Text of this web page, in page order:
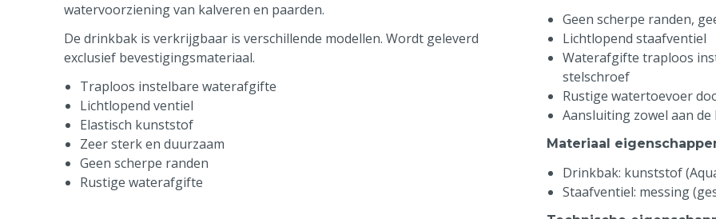
watervoorziening van kalveren en paarden.
De drinkbak is verkrijgbaar is verschillende modellen. Wordt geleverd
exclusief bevestigingsmateriaal.
Traploos instelbare waterafgifte
Lichtlopend ventiel
Elastisch kunststof
Zeer sterk en duurzaam
Geen scherpe randen
Rustige waterafgifte
Geen scherpe randen,
Lichtlopend staafventiel
Waterafgifte traploos
stelschroef
Rustige watertoevoer
Aansluiting zowel aan
Materiaal
Drinkbak: kunststof
Staafventiel: messing